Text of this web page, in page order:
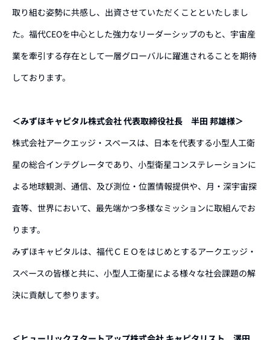
取り組む姿勢に共感し、出資させていただくことといたしまし
た。福代CEOを中心とした強力なリーダーシップのもと、宇宙産
業を牽引する存在として一層グローバルに躍進されることを期待
しております。
＜みずほキャピタル株式会社 代表取締役社長 半田 邦雄様＞
株式会社アークエッジ・スペースは、日本を代表する小型人工衛
星の総合インテグレータであり、小型衛星コンステレーションに
よる地球観測、通信、及び測位・位置情報提供や、月・深宇宙探
査等、世界において、最先端かつ多様なミッションに取組んでお
ります。
みずほキャピタルは、福代ＣＥＯをはじめとするアークエッジ・
スペースの皆様と共に、小型人工衛星による様々な社会課題の解
決に貢献して参ります。